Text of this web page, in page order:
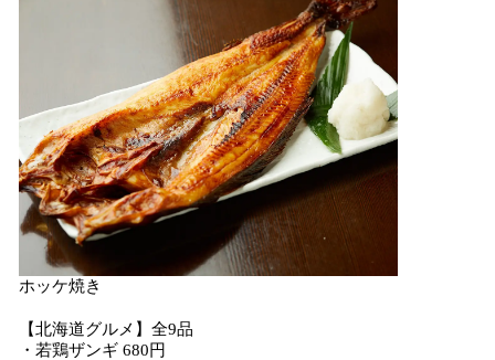
ホッケ焼き
【北海道グルメ】全9品
・若鶏ザンギ 680円